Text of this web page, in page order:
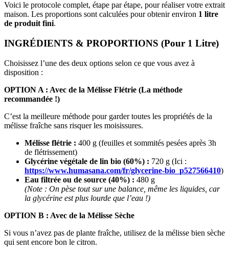
Voici le protocole complet, étape par étape, pour réaliser votre extrait
maison. Les proportions sont calculées pour obtenir environ 1 litre
de produit fini.
INGRÉDIENTS & PROPORTIONS (Pour 1 Litre)
Choisissez l’une des deux options selon ce que vous avez à
disposition :
OPTION A : Avec de la Mélisse Flétrie (La méthode
recommandée !)
C’est la meilleure méthode pour garder toutes les propriétés de la
mélisse fraîche sans risquer les moisissures.
Mélisse flétrie : 400 g (feuilles et sommités pesées après 3h
de flétrissement)
Glycérine végétale de lin bio (60%) : 720 g (Ici :
https://www.humasana.com/fr/glycerine-bio_p527566410)
Eau filtrée ou de source (40%) : 480 g
(Note : On pèse tout sur une balance, même les liquides, car
la glycérine est plus lourde que l’eau !)
OPTION B : Avec de la Mélisse Sèche
Si vous n’avez pas de plante fraîche, utilisez de la mélisse bien sèche
qui sent encore bon le citron.